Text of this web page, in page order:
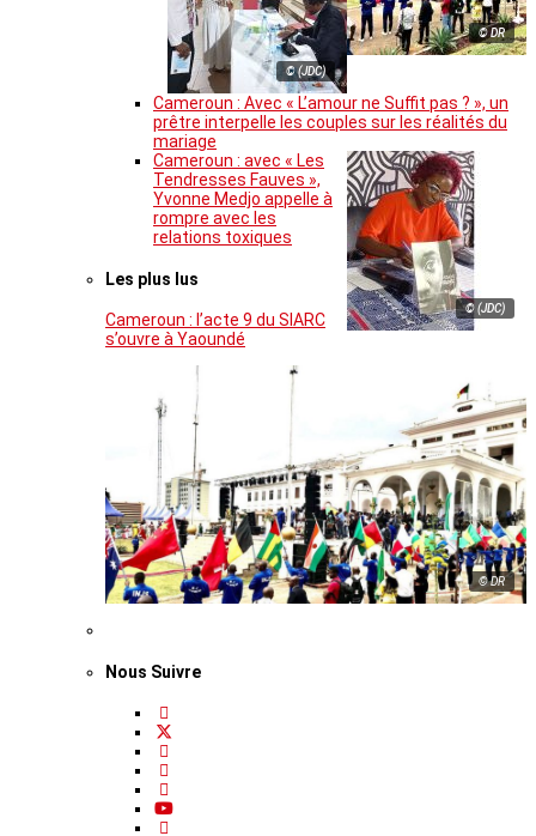
© DR
© (JDC)
Cameroun : Avec « L’amour ne Suffit pas ? », un
prêtre interpelle les couples sur les réalités du
mariage
© (JDC)
Cameroun : avec « Les
Tendresses Fauves »,
Yvonne Medjo appelle à
rompre avec les
relations toxiques
Les plus lus
Cameroun : l’acte 9 du SIARC
s’ouvre à Yaoundé
© DR
Nous Suivre